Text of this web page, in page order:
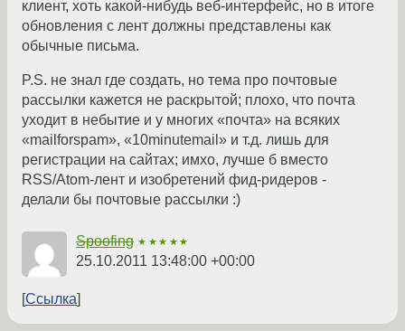
клиент, хоть какой-нибудь веб-интерфейс, но в итоге
обновления с лент должны представлены как
обычные письма.
P.S. не знал где создать, но тема про почтовые
рассылки кажется не раскрытой; плохо, что почта
уходит в небытие и у многих «почта» на всяких
«mailforspam», «10minutemail» и т.д. лишь для
регистрации на сайтах; имхо, лучше б вместо
RSS/Atom-лент и изобретений фид-ридеров -
делали бы почтовые рассылки :)
Spoofing ★★★★★
25.10.2011 13:48:00 +00:00
Ссылка